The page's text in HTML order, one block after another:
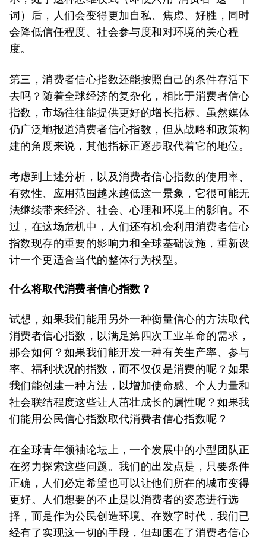
词）后，人们会变得更加自私、焦虑、好胜，同时
会降低信任程度、社会参与度和对环境的关心程
度。
第三，消费者信心指数还能按照自己的条件存活下
去吗？随着全球经济的复杂化，相比于消费者信心
指数，市场往往能提供更好的增长指标。虽然媒体
仍广泛地报道消费者信心指数，但从战略和政策构
建的角度来说，其他指标正逐步取代着它的地位。
考虑到上述分析，以及消费者信心指数的使用率、
有效性、应用范围越来越低这一景象，它很可能无
法继续带来经济、社会、心理和环境上的影响。不
过，在这场危机中，人们还有机会利用消费者信心
指数现存的重要的影响力和全球基础设施，重新设
计一个更适合当代的整体行为模型。
什么将取代消费者信心指数？
试想，如果我们能用另外一种衡量信心的方法取代
消费者信心指数，以满足第四次工业革命的需求，
那会如何？如果我们能开发一种有关生产率、参与
率、福利状况的指数，而不仅仅是消费的呢？如果
我们能创建一种方法，以增加使命感、个人力量和
社会联结程度这些让人茁壮成长的属性呢？如果我
们能用公民信心指数取代消费者信心指数呢？
在全球青年领袖论坛上，一个发展中的小型团队正
在努力探索这些问题。我们的出发点是，只要条件
正确，人们必定希望也可以让他们所在的城市变得
更好。人们想要的不止是以消费者的姿态进行选
择，而是作为公民创造环境。在数字时代，我们已
经有了实现这一切的手段，但却困在了消费者信心